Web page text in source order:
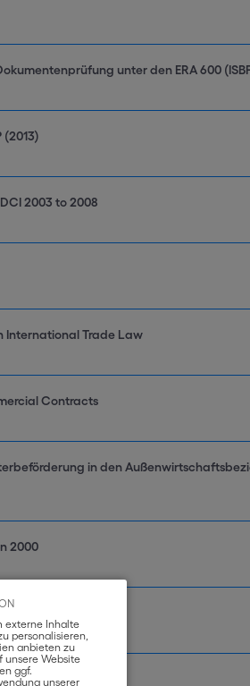
externe Inhalte
personalisieren,
anbieten zu
unsere Website
ggf.
unserer
unter den ERA 600
2003 to 2008
International Trade Law
Contracts
in den
2000
Handbook